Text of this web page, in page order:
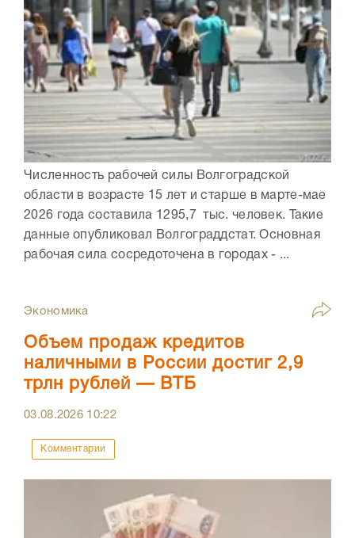
Численность рабочей силы Волгоградской
области в возрасте 15 лет и старше в марте-мае
2026 года составила 1295,7 тыс. человек. Такие
данные опубликовал Волгограддстат. Основная
рабочая сила сосредоточена в городах - ...
Экономика
Объем продаж кредитов
наличными в России достиг 2,9
трлн рублей — ВТБ
03.08.2026 10:22
Комментарии